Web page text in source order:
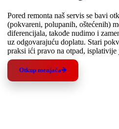
Pored remonta naš servis se bavi
(pokvareni, polupanih, oštećenih)
diferencijala, takođe nudimo i
uz odgovarajuću doplatu. Stari
praksi ići pravo na otpad,
Otkup menjača